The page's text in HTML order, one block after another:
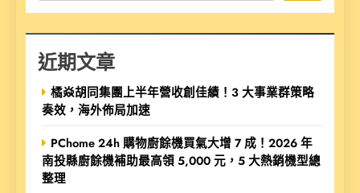
近期文章
橘焱胡同集團上半年營收創佳績！3 大事業群策略
奏效，海外佈局加速
PChome 24h 購物廚餘機買氣大增 7 成！2026 年
南投縣廚餘機補助最高領 5,000 元，5 大熱銷機型總
整理